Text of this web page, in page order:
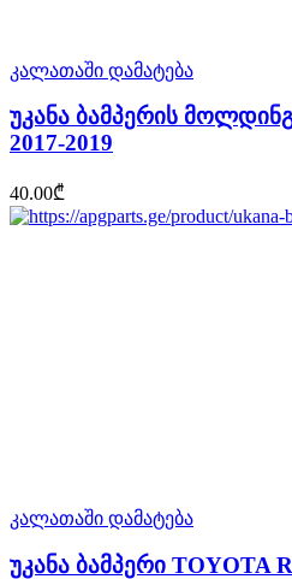
კალათაში დამატება
უკანა ბამპერის
2017-2019
40.00₾
კალათაში დამატება
უკანა ბამპერი TOYOTA